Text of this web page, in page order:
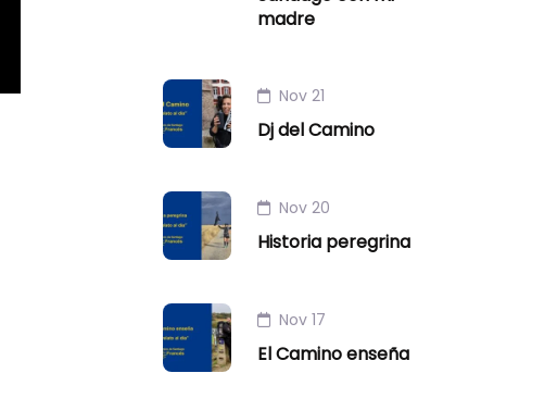
madre
Nov 21
Dj del Camino
Nov 20
Historia peregrina
Nov 17
El Camino enseña